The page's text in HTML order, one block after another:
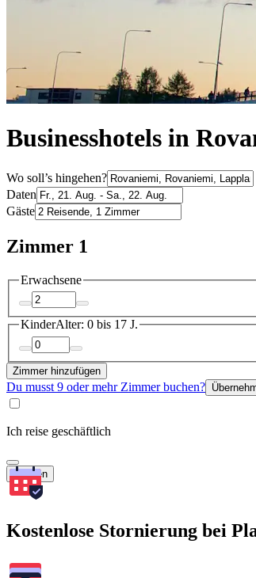
Businesshotels in
Wo soll’s hingehen?
Daten
Gäste
Zimmer 1
Erwachsene
KinderAlter: 0 bis 17 J.
Zimmer hinzufügen
Du musst 9 oder mehr Zimmer buchen?
Ich reise geschäftlich
Suchen
Kostenlose Stornierung bei